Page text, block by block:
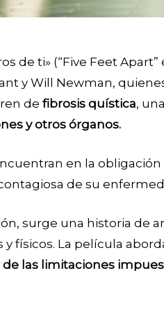
de ti» (“Five Feet
y Will Newman,
de fibrosis quística, una
y otros órganos.
en la
de su
surge una historia de
y físicos. La película
de las limitaciones